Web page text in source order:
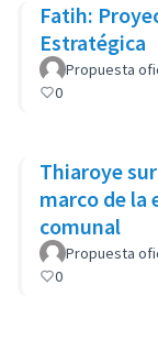
Fatih:
Estratégica
Propuesta
0
Thiaroye
marco de la
comunal
Propuesta
0